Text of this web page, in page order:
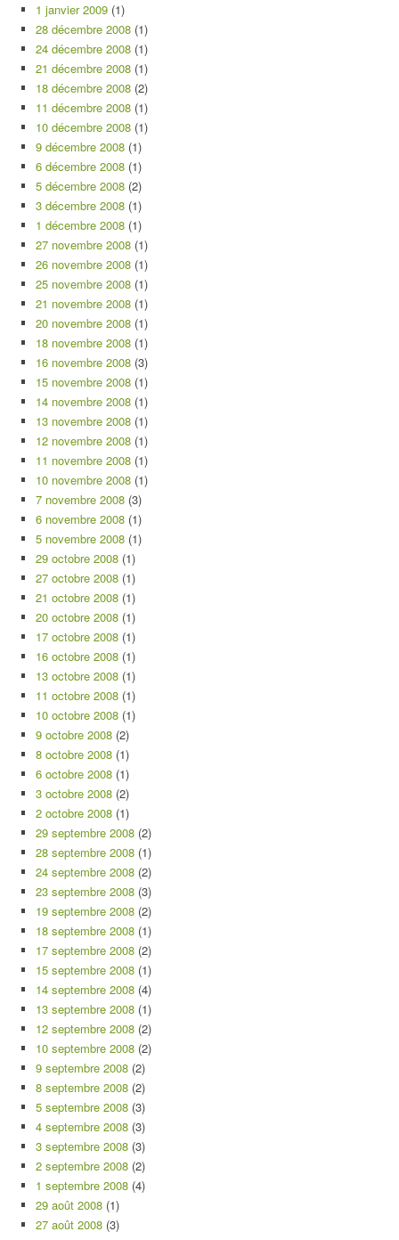
1 janvier 2009 (1)
28 décembre 2008 (1)
24 décembre 2008 (1)
21 décembre 2008 (1)
18 décembre 2008 (2)
11 décembre 2008 (1)
10 décembre 2008 (1)
9 décembre 2008 (1)
6 décembre 2008 (1)
5 décembre 2008 (2)
3 décembre 2008 (1)
1 décembre 2008 (1)
27 novembre 2008 (1)
26 novembre 2008 (1)
25 novembre 2008 (1)
21 novembre 2008 (1)
20 novembre 2008 (1)
18 novembre 2008 (1)
16 novembre 2008 (3)
15 novembre 2008 (1)
14 novembre 2008 (1)
13 novembre 2008 (1)
12 novembre 2008 (1)
11 novembre 2008 (1)
10 novembre 2008 (1)
7 novembre 2008 (3)
6 novembre 2008 (1)
5 novembre 2008 (1)
29 octobre 2008 (1)
27 octobre 2008 (1)
21 octobre 2008 (1)
20 octobre 2008 (1)
17 octobre 2008 (1)
16 octobre 2008 (1)
13 octobre 2008 (1)
11 octobre 2008 (1)
10 octobre 2008 (1)
9 octobre 2008 (2)
8 octobre 2008 (1)
6 octobre 2008 (1)
3 octobre 2008 (2)
2 octobre 2008 (1)
29 septembre 2008 (2)
28 septembre 2008 (1)
24 septembre 2008 (2)
23 septembre 2008 (3)
19 septembre 2008 (2)
18 septembre 2008 (1)
17 septembre 2008 (2)
15 septembre 2008 (1)
14 septembre 2008 (4)
13 septembre 2008 (1)
12 septembre 2008 (2)
10 septembre 2008 (2)
9 septembre 2008 (2)
8 septembre 2008 (2)
5 septembre 2008 (3)
4 septembre 2008 (3)
3 septembre 2008 (3)
2 septembre 2008 (2)
1 septembre 2008 (4)
29 août 2008 (1)
27 août 2008 (3)